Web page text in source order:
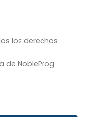
los derechos
de NobleProg